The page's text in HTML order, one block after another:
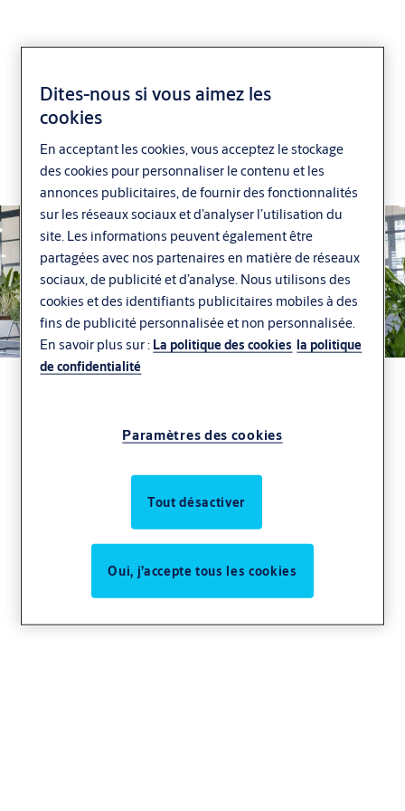
ASSA ABLOY Access
Une plateforme unifiée de gestion d’accès par clé,
badge et smartphone.
Dites-nous si vous aimez les
cookies
En acceptant les cookies, vous acceptez le stockage
des cookies pour personnaliser le contenu et les
annonces publicitaires, de fournir des fonctionnalités
sur les réseaux sociaux et d’analyser l’utilisation du
site. Les informations peuvent également être
partagées avec nos partenaires en matière de réseaux
sociaux, de publicité et d’analyse. Nous utilisons des
cookies et des identifiants publicitaires mobiles à des
fins de publicité personnalisée et non personnalisée.
En savoir plus sur : La politique des cookies la politique
de confidentialité
Paramètres des cookies
Tout désactiver
Oui, j’accepte tous les cookies